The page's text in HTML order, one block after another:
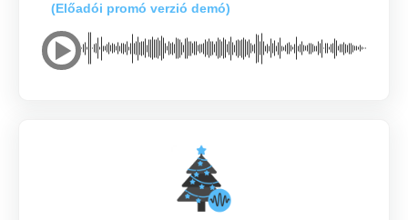
(Előadói promó verzió demó)